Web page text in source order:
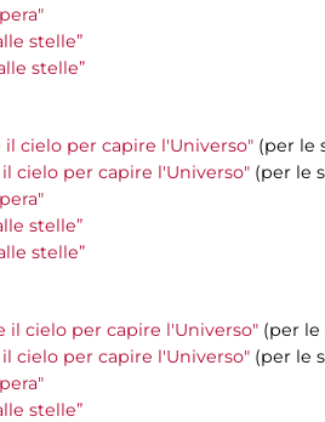
stelle”
stelle”
il cielo per capire l'Universo" (per le
il cielo per capire l'Universo" (per le
stelle”
stelle”
il cielo per capire l'Universo" (per le
il cielo per capire l'Universo" (per le
stelle”